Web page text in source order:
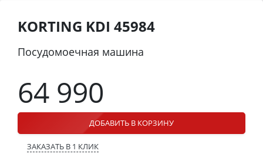
KORTING KDI 45984
Посудомоечная машина
64 990
ДОБАВИТЬ В КОРЗИНУ
ЗАКАЗАТЬ В 1 КЛИК